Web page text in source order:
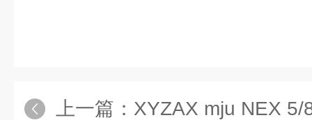
上一篇： XYZAX mju NEX 5/8/4-